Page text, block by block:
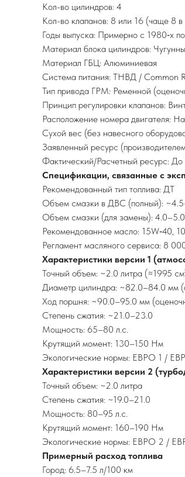
Кол-во цилиндров: 4
Кол-во клапанов: 8 или 16 (чаще 8 в
Годы выпуска: Примерно с 1980‑х
Материал блока цилиндров:
Материал ГБЦ: Алюминиевая
Система питания: ТНВД / Common
Тип привода ГРМ: Ременной
Принцип регулировки клапанов:
Расположение номера двигателя:
Сухой вес (без навесного
Заявленный ресурс
Фактический/Расчетный ресурс:
Спецификации, связанные с
Рекомендованный тип топлива: ДТ
Объем смазки в ДВС (полный):
Объем смазки (для замены):
Рекомендованное масло: 15W‑40,
Регламент масляного сервиса: 8
Характеристики версии 1
Точный объем: ~2.0 литра (≈1995
Диаметр цилиндра: ~82.0–84.0 мм
Ход поршня: ~90.0–95.0 мм
Степень сжатия: ~21.0–23.0
Мощность: 65–80 л.с.
Крутящий момент: 130–150 Нм
Экологические нормы: ЕВРО 1 /
Характеристики версии 2
Точный объем: ~2.0 литра
Степень сжатия: ~19.0–21.0
Мощность: 80–95 л.с.
Крутящий момент: 160–190 Нм
Экологические нормы: ЕВРО 2 /
Примерный расход топлива
Город: 6.5–7.5 л/100 км